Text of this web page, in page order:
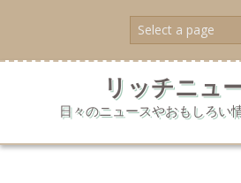
ン
ッ
リッチニュ
日々のニュースやおもしろい